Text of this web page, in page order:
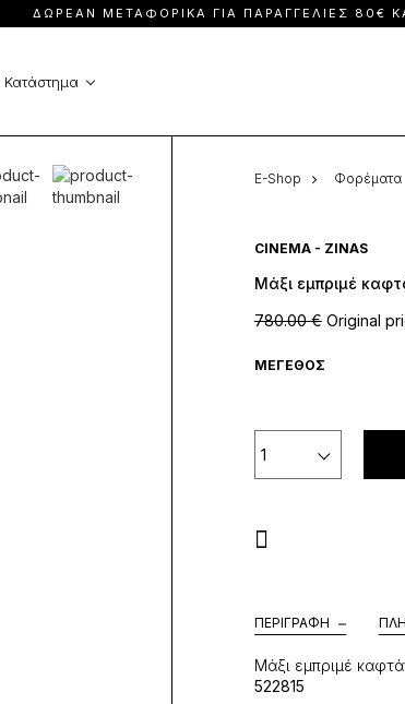
ΔΩΡΕΆΝ ΜΕΤΑΦΟΡΙΚΆ ΓΙΑ ΠΑΡΑΓΓΕΛΊΕΣ 80€
Κατάστημα
Ολόσωμες φόρμες
E-Shop Φορέματα
CINEMA - ZINAS
Μάξι εμπριμέ
780.00€ Original
ΜΈΓΕΘΟΣ
ΠΕΡΙΓΡΑΦΉ
Μάξι εμπριμέ
522815